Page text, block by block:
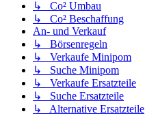
↳ Co² Umbau
↳ Co² Beschaffung
An- und Verkauf
↳ Börsenregeln
↳ Verkaufe Minipom
↳ Suche Minipom
↳ Verkaufe Ersatzteile
↳ Suche Ersatzteile
↳ Alternative Ersatzteile